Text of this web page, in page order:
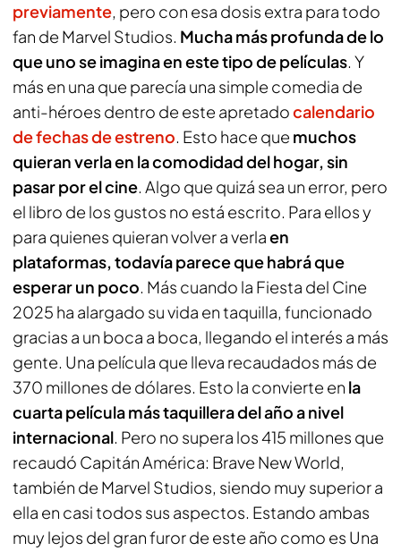
previamente, pero con esa dosis extra para todo
fan de Marvel Studios. Mucha más profunda de lo
que uno se imagina en este tipo de películas. Y
más en una que parecía una simple comedia de
anti-héroes dentro de este apretadocalendario
de fechas de estreno. Esto hace que muchos
quieran verla en la comodidad del hogar, sin
pasar por el cine. Algo que quizá sea un error, pero
el libro de los gustos no está escrito. Para ellos y
para quienes quieran volver a verlaen
plataformas, todavía parece que habrá que
esperar un poco. Más cuando la Fiesta del Cine
2025 ha alargado su vida en taquilla, funcionado
gracias a un boca a boca, llegando el interés a más
gente. Una película que lleva recaudados más de
370 millones de dólares. Esto la convierte en la
cuarta película más taquillera del año a nivel
internacional. Pero no supera los 415 millones que
recaudó Capitán América: Brave New World,
también de Marvel Studios, siendo muy superior a
ella en casi todos sus aspectos. Estando ambas
muy lejos del gran furor de este año como es Una